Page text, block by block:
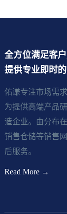
全方位满足客户
提供专业即时
佑谦专注市场需
为提供高端产品
造企业。由分布
销售仓储等销售
后服务。
Read More →